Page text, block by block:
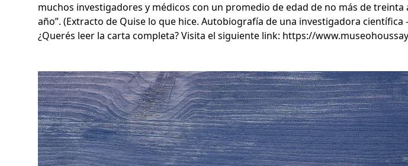
muchos investigadores y médicos con un promedio de edad de no más de
año”. (Extracto de Quise lo que hice. Autobiografía de una investigadora científica
¿Querés leer la carta completa? Visita el siguiente link: https://